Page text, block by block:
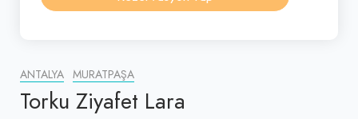
ANTALYA MURATPAŞA
Torku Ziyafet Lara